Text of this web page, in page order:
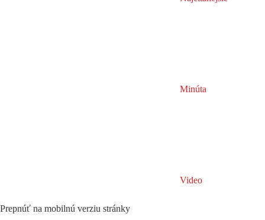
Minúta
Video
Prepnúť na mobilnú verziu stránky